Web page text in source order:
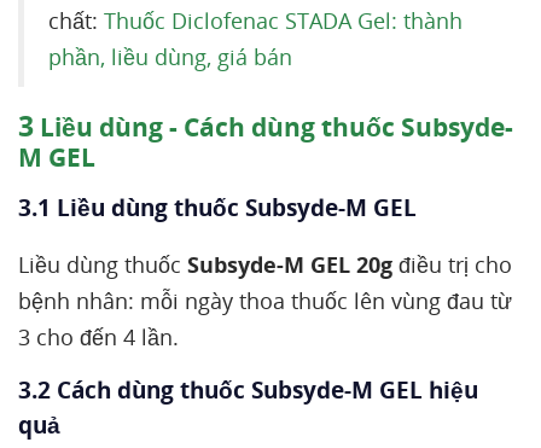
chất: Thuốc Diclofenac STADA Gel: thành
phần, liều dùng, giá bán
3 Liều dùng - Cách dùng thuốc Subsyde-
M GEL
3.1 Liều dùng thuốc Subsyde-M GEL
Liều dùng thuốc Subsyde-M GEL 20g điều trị cho
bệnh nhân: mỗi ngày thoa thuốc lên vùng đau từ
3 cho đến 4 lần.
3.2 Cách dùng thuốc Subsyde-M GEL hiệu
quả